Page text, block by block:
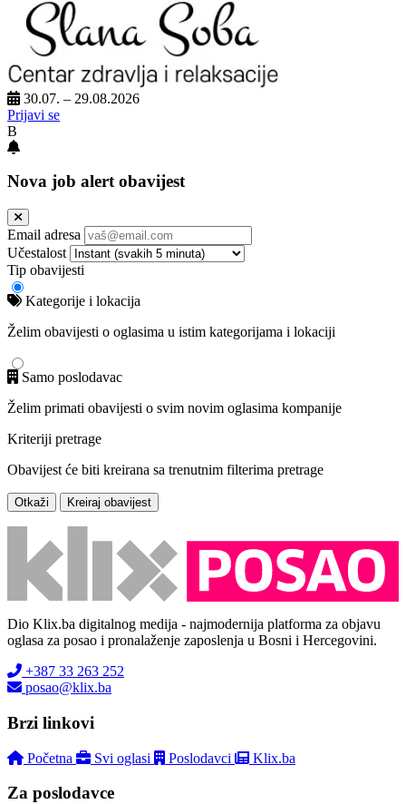
30.07. – 29.08.2026
Prijavi se
B
Nova job alert obavijest
Email adresa
Učestalost
Tip obavijesti
Kategorije i lokacija
Želim obavijesti o oglasima u istim kategorijama i lokaciji
Samo poslodavac
Želim primati obavijesti o svim novim oglasima kompanije
Kriteriji pretrage
Obavijest će biti kreirana sa trenutnim filterima pretrage
Otkaži Kreiraj obavijest
Dio Klix.ba digitalnog medija - najmodernija platforma za objavu
oglasa za posao i pronalaženje zaposlenja u Bosni i Hercegovini.
+387 33 263 252
posao@klix.ba
Brzi linkovi
Početna Svi oglasi Poslodavci Klix.ba
Za poslodavce